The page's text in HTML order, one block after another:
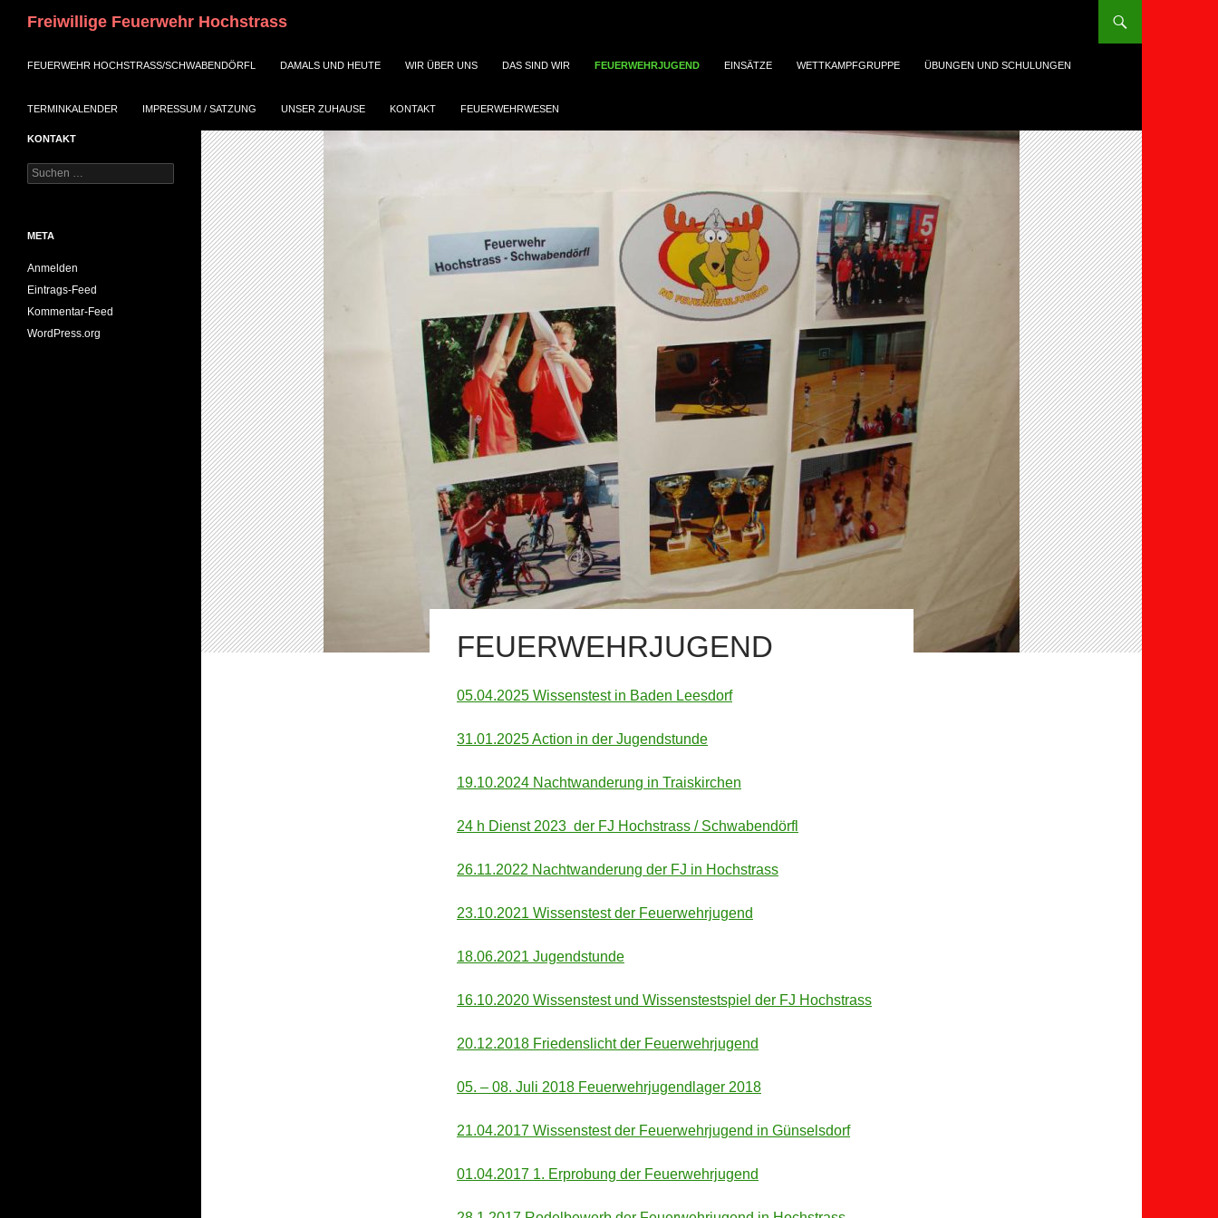
Freiwillige Feuerwehr Hochstrass
FEUERWEHR HOCHSTRASS/SCHWABENDÖRFL
DAMALS UND HEUTE WIR ÜBER UNS DAS SIND WIR FEUERWEHRJUGEND EINSÄTZE WETTKAMPFGRUPPE ÜBUNGEN UND SCHULUNGEN
TERMINKALENDER IMPRESSUM / SATZUNG UNSER ZUHAUSE KONTAKT FEUERWEHRWESEN
FEUERWEHRJUGEND
05.04.2025 Wissenstest in Baden Leesdorf
31.01.2025 Action in der Jugendstunde
19.10.2024 Nachtwanderung in Traiskirchen
24 h Dienst 2023 der FJ Hochstrass / Schwabendörfl
26.11.2022 Nachtwanderung der FJ in Hochstrass
23.10.2021 Wissenstest der Feuerwehrjugend
18.06.2021 Jugendstunde
16.10.2020 Wissenstest und Wissenstestspiel der FJ Hochstrass
20.12.2018 Friedenslicht der Feuerwehrjugend
05. – 08. Juli 2018 Feuerwehrjugendlager 2018
21.04.2017 Wissenstest der Feuerwehrjugend in Günselsdorf
01.04.2017 1. Erprobung der Feuerwehrjugend
KONTAKT
Suchen
nach:
META
Anmelden
Eintrags-Feed
Kommentar-Feed
WordPress.org